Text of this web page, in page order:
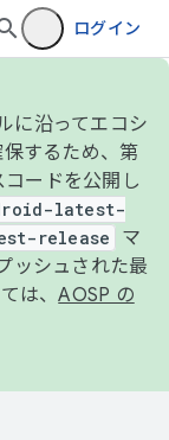
ログイン
に沿ってエコシ
するため、第
ードを公開し
latest-
release
マ
ッシュされた最
は、AOSP の